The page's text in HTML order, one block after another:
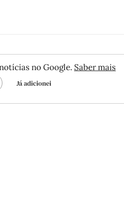
no Google. Saber mais
Já adicionei